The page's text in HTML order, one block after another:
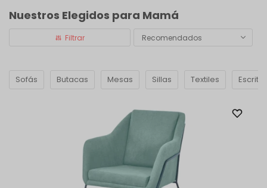
Nuestros Elegidos para Mamá
Recomendados
Sofás Butacas Mesas Sillas Textiles